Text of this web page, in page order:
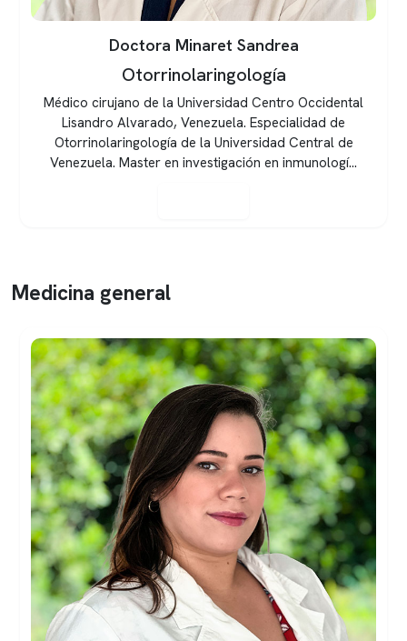
Doctor Patricio Peña
Otorrinolaringología
Especialidad otorrinolaringología CONACEM. Beca de
especialidad otorrinolaringología, hospital universitario
de Getafe, Madrid, España. Medicina, Universidad de
Chile.
Medicina general